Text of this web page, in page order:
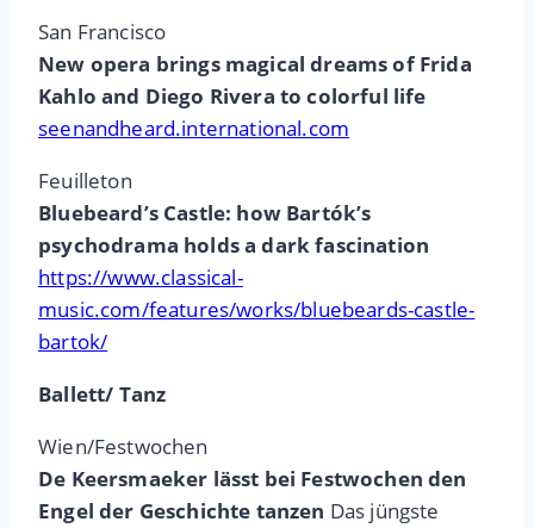
San Francisco
New opera brings magical dreams of Frida
Kahlo and Diego Rivera to colorful life
seenandheard.international.com
Feuilleton
Bluebeard’s Castle: how Bartók’s
psychodrama holds a dark fascination
https://www.classical-
music.com/features/works/bluebeards-castle-
bartok/
Ballett/ Tanz
Wien/Festwochen
De Keersmaeker lässt bei Festwochen den
Engel der Geschichte tanzen Das jüngste